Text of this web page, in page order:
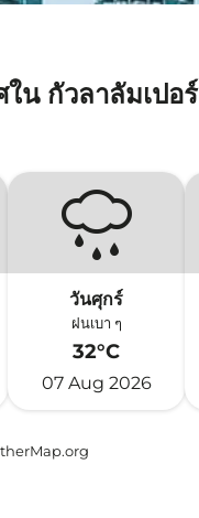
น กัวลาลัมเปอร์
วันศุกร์
ฝนเบา ๆ
32°C
07 Aug 2026